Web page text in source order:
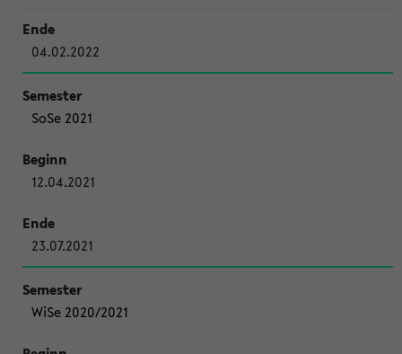
04.02.2022
SoSe 2021
12.04.2021
23.07.2021
WiSe 2020/2021